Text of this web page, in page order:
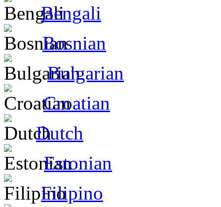
Bengali
Bosnian
Bulgarian
Croatian
Dutch
Estonian
Filipino